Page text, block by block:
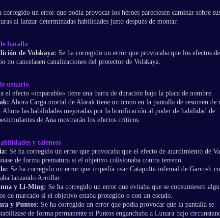
corregido un error que podía provocar los héroes pareciesen caminar sobre
al lanzar determinadas habilidades justo después de montar.
batalla
de Volskaya: Se ha corregido un error que provocaba que los efectos
no cancelasen canalizaciones del protector de Volskaya.
usuario
el efecto «imparable» tiene una barra de duración bajo la placa de nombre.
Ahora Carga mortal de Alarak tiene un icono en la pantalla de resumen de
Ahora las habilidades mejoradas por la bonificación al poder de habilidad de
de Ana mostrarán los efectos críticos.
y talentos
Se ha corregido un error que provocaba que el efecto de aturdimiento de
de forma prematura si el objetivo colisionaba contra terreno.
Se ha corregido un error que impedía usar Catapulta infernal de Garrosh
lanzando Arrollar.
y Li-Ming: Se ha corregido un error que evitaba que se consumiesen
de marcado si el objetivo estaba protegido o con un escudo.
y Puntos: Se ha corregido un error que podía provocar que la pantalla se
de forma permanente si Puntos enganchaba a Lunara bajo